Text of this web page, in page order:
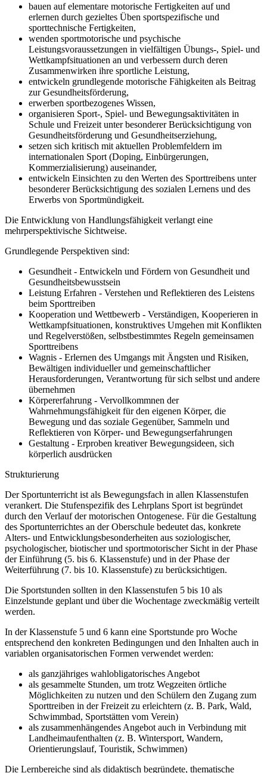
bauen auf elementare motorische Fertigkeiten auf und
erlernen durch gezieltes Üben sportspezifische und
sporttechnische Fertigkeiten,
wenden sportmotorische und psychische
Leistungsvoraussetzungen in vielfältigen Übungs-, Spiel- und
Wettkampfsituationen an und verbessern durch deren
Zusammenwirken ihre sportliche Leistung,
entwickeln grundlegende motorische Fähigkeiten als Beitrag
zur Gesundheitsförderung,
erwerben sportbezogenes Wissen,
organisieren Sport-, Spiel- und Bewegungsaktivitäten in
Schule und Freizeit unter besonderer Berücksichtigung von
Gesundheitsförderung und Gesundheitserziehung,
setzen sich kritisch mit aktuellen Problemfeldern im
internationalen Sport (Doping, Einbürgerungen,
Kommerzialisierung) auseinander,
entwickeln Einsichten zu den Werten des Sporttreibens unter
besonderer Berücksichtigung des sozialen Lernens und des
Erwerbs von Sportmündigkeit.
Die Entwicklung von Handlungsfähigkeit verlangt eine
mehrperspektivische Sichtweise.
Grundlegende Perspektiven sind:
Gesundheit - Entwickeln und Fördern von Gesundheit und
Gesundheitsbewusstsein
Leistung Erfahren - Verstehen und Reflektieren des Leistens
beim Sporttreiben
Kooperation und Wettbewerb - Verständigen, Kooperieren in
Wettkampfsituationen, konstruktives Umgehen mit Konflikten
und Regelverstößen, selbstbestimmtes Regeln gemeinsamen
Sporttreibens
Wagnis - Erlernen des Umgangs mit Ängsten und Risiken,
Bewältigen individueller und gemeinschaftlicher
Herausforderungen, Verantwortung für sich selbst und andere
übernehmen
Körpererfahrung - Vervollkommnen der
Wahrnehmungsfähigkeit für den eigenen Körper, die
Bewegung und das soziale Gegenüber, Sammeln und
Reflektieren von Körper- und Bewegungserfahrungen
Gestaltung - Erproben kreativer Bewegungsideen, sich
körperlich ausdrücken
Strukturierung
Der Sportunterricht ist als Bewegungsfach in allen Klassenstufen
verankert. Die Stufenspezifik des Lehrplans Sport ist begründet
durch den Verlauf der motorischen Ontogenese. Für die Gestaltung
des Sportunterrichtes an der Oberschule bedeutet das, konkrete
Alters- und Entwicklungsbesonderheiten aus soziologischer,
psychologischer, biotischer und sportmotorischer Sicht in der Phase
der Einführung (5. bis 6. Klassenstufe) und in der Phase der
Weiterführung (7. bis 10. Klassenstufe) zu berücksichtigen.
Die Sportstunden sollten in den Klassenstufen 5 bis 10 als
Einzelstunde geplant und über die Wochentage zweckmäßig verteilt
werden.
In der Klassenstufe 5 und 6 kann eine Sportstunde pro Woche
entsprechend den konkreten Bedingungen und den Inhalten auch in
variablen organisatorischen Formen verwendet werden:
als ganzjähriges wahlobligatorisches Angebot
als gesammelte Stunden, um trotz Wegzeiten örtliche
Möglichkeiten zu nutzen und den Schülern den Zugang zum
Sporttreiben in der Freizeit zu erleichtern (z. B. Park, Wald,
Schwimmbad, Sportstätten vom Verein)
als zusammenhängendes Angebot auch in Verbindung mit
Landheimaufenthalten (z. B. Wintersport, Wandern,
Orientierungslauf, Touristik, Schwimmen)
Die Lernbereiche sind als didaktisch begründete, thematische